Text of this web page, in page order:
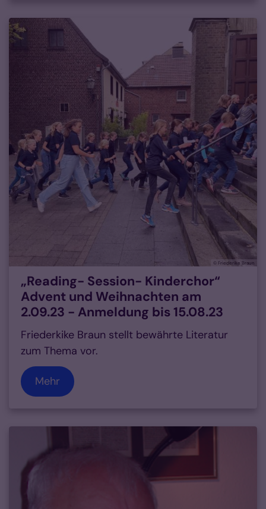
© Friederike Braun
„Reading- Session- Kinderchor“
Advent und Weihnachten am
2.09.23 - Anmeldung bis 15.08.23
Friederkike Braun stellt bewährte Literatur
zum Thema vor.
Mehr